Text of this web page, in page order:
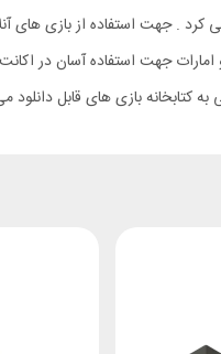
کرد . جهت استفاده از بازی های
جهت استفاده آسان در
بازی های قابل دانلود